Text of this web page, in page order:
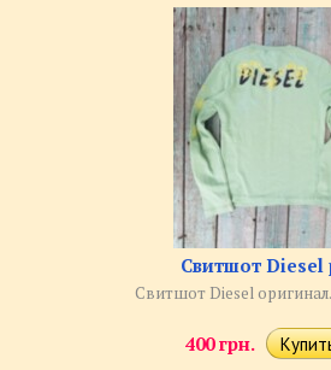
Свитшот Diesel
Свитшот Diesel
400 грн.